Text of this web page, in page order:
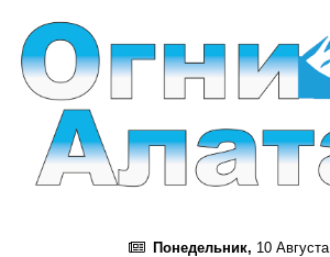
Понедельник, 10